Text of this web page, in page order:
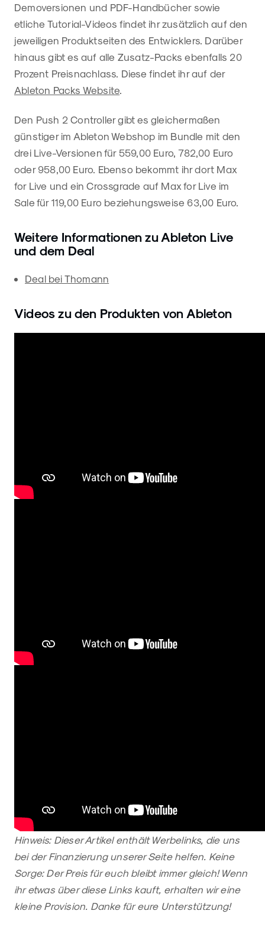
Demoversionen und PDF-Handbücher sowie
etliche Tutorial-Videos findet ihr zusätzlich auf den
jeweiligen Produktseiten des Entwicklers. Darüber
hinaus gibt es auf alle Zusatz-Packs ebenfalls 20
Prozent Preisnachlass. Diese findet ihr auf der
Ableton Packs Website
Den Push 2 Controller gibt es gleichermaßen
günstiger im Ableton Webshop im Bundle mit den
drei Live-Versionen für 559,00 Euro, 782,00 Euro
oder 958,00 Euro. Ebenso bekommt ihr dort Max
for Live und ein Crossgrade auf Max for Live im
Sale für 119,00 Euro beziehungsweise 63,00 Euro.
Weitere Informationen zu Ableton Live
und dem Deal
Deal bei Thomann
Videos zu den Produkten von Ableton
Hinweis: Dieser Artikel enthält Werbelinks, die uns
bei der Finanzierung unserer Seite helfen. Keine
Sorge: Der Preis für euch bleibt immer gleich! Wenn
ihr etwas über diese Links kauft, erhalten wir eine
kleine Provision. Danke für eure Unterstützung!